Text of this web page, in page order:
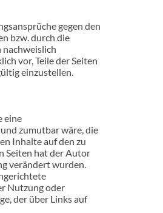
gegen den
bzw. durch die
vor, Teile der Seiten
einzustellen.
eine
zumutbar wäre, die
Inhalte auf den zu
Seiten hat der Autor
verändert wurden.
Nutzung oder
der über Links auf